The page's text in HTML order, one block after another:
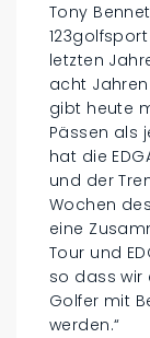
Tony
letzten
acht
gibt heute
Pässen als
hat die
und der
Wochen
eine
Tour und
so dass wir
Golfer mit
werden.“